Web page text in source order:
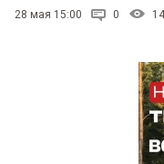
28 мая 15:00 0